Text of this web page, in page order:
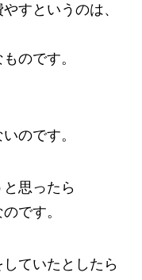
すというのは、
のです。
のです。
思ったら
です。
ていたとしたら